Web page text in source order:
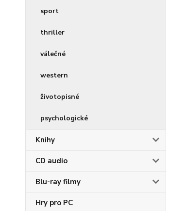
sport
thriller
válečné
western
životopisné
psychologické
Knihy
CD audio
Blu-ray filmy
Hry pro PC